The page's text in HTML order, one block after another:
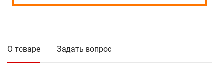
О товаре Задать вопрос